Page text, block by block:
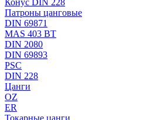
Конус DIN 228
Патроны цанговые
DIN 69871
MAS 403 BT
DIN 2080
DIN 69893
PSC
DIN 228
Цанги
OZ
ER
Токарные цанги